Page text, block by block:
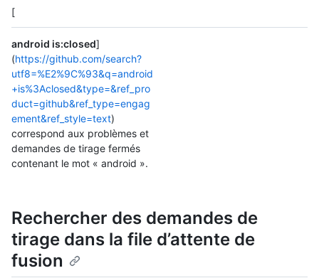
[
android is:closed]
(https://github.com/search?
utf8=%E2%9C%93&q=android
+is%3Aclosed&type=&ref_pro
duct=github&ref_type=engag
ement&ref_style=text)
correspond aux problèmes et
demandes de tirage fermés
contenant le mot « android ».
Rechercher des demandes de
tirage dans la file d’attente de
fusion